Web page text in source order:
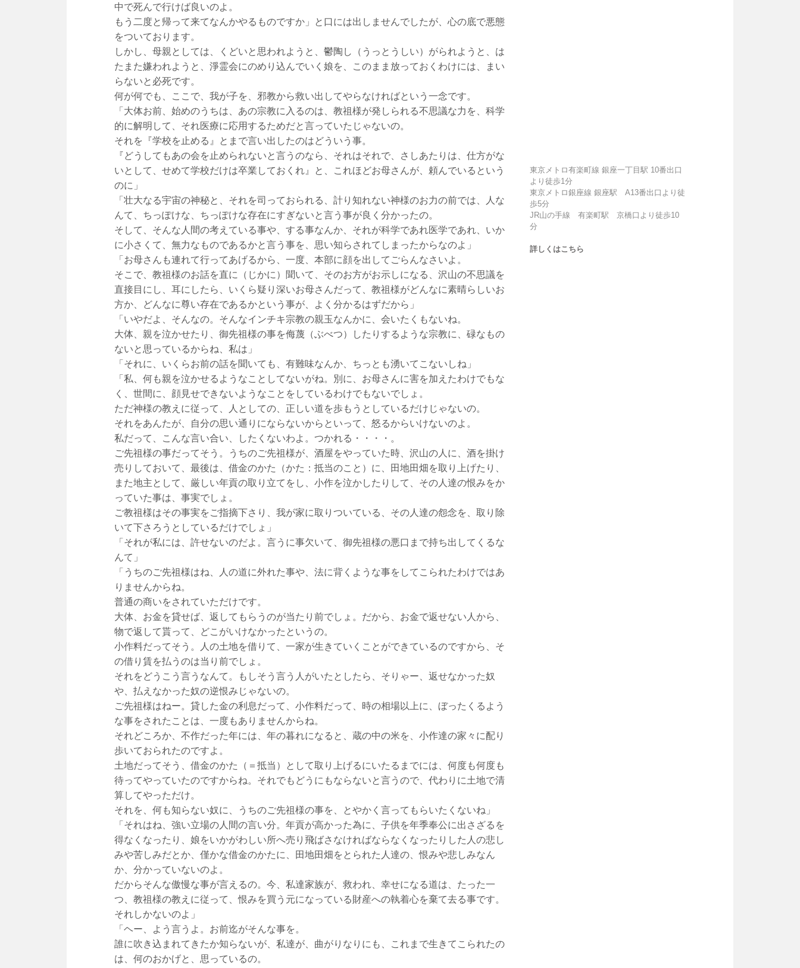
中で死んで行けば良いのよ。
もう二度と帰って来てなんかやるものですか」と口には出しませんでしたが、心の底で悪態
をついております。
しかし、母親としては、くどいと思われようと、鬱陶し（うっとうしい）がられようと、は
たまた嫌われようと、淨霊会にのめり込んでいく娘を、このまま放っておくわけには、まい
らないと必死です。
何が何でも、ここで、我が子を、邪教から救い出してやらなければという一念です。
「大体お前、始めのうちは、あの宗教に入るのは、教祖様が発しられる不思議な力を、科学
的に解明して、それ医療に応用するためだと言っていたじゃないの。
それを『学校を止める』とまで言い出したのはどういう事。
『どうしてもあの会を止められないと言うのなら、それはそれで、さしあたりは、仕方がな
いとして、せめて学校だけは卒業しておくれ』と、これほどお母さんが、頼んでいるという
のに」
「壮大なる宇宙の神秘と、それを司っておられる、計り知れない神様のお力の前では、人な
んて、ちっぽけな、ちっぽけな存在にすぎないと言う事が良く分かったの。
そして、そんな人間の考えている事や、する事なんか、それが科学であれ医学であれ、いか
に小さくて、無力なものであるかと言う事を、思い知らされてしまったからなのよ」
「お母さんも連れて行ってあげるから、一度、本部に顔を出してごらんなさいよ。
そこで、教祖様のお話を直に（じかに）聞いて、そのお方がお示しになる、沢山の不思議を
直接目にし、耳にしたら、いくら疑り深いお母さんだって、教祖様がどんなに素晴らしいお
方か、どんなに尊い存在であるかという事が、よく分かるはずだから」
「いやだよ、そんなの。そんなインチキ宗教の親玉なんかに、会いたくもないね。
大体、親を泣かせたり、御先祖様の事を侮蔑（ぶべつ）したりするような宗教に、碌なもの
ないと思っているからね、私は」
「それに、いくらお前の話を聞いても、有難味なんか、ちっとも湧いてこないしね」
「私、何も親を泣かせるようなことしてないがね。別に、お母さんに害を加えたわけでもな
く、世間に、顔見せできないようなことをしているわけでもないでしょ。
ただ神様の教えに従って、人としての、正しい道を歩もうとしているだけじゃないの。
それをあんたが、自分の思い通りにならないからといって、怒るからいけないのよ。
私だって、こんな言い合い、したくないわよ。つかれる・・・・。
ご先祖様の事だってそう。うちのご先祖様が、酒屋をやっていた時、沢山の人に、酒を掛け
売りしておいて、最後は、借金のかた（かた：抵当のこと）に、田地田畑を取り上げたり、
また地主として、厳しい年貢の取り立てをし、小作を泣かしたりして、その人達の恨みをか
っていた事は、事実でしょ。
ご教祖様はその事実をご指摘下さり、我が家に取りついている、その人達の怨念を、取り除
いて下さろうとしているだけでしょ」
「それが私には、許せないのだよ。言うに事欠いて、御先祖様の悪口まで持ち出してくるな
んて」
「うちのご先祖様はね、人の道に外れた事や、法に背くような事をしてこられたわけではあ
りませんからね。
普通の商いをされていただけです。
大体、お金を貸せば、返してもらうのが当たり前でしょ。だから、お金で返せない人から、
物で返して貰って、どこがいけなかったというの。
小作料だってそう。人の土地を借りて、一家が生きていくことができているのですから、そ
の借り賃を払うのは当り前でしょ。
それをどうこう言うなんて。もしそう言う人がいたとしたら、そりゃー、返せなかった奴
や、払えなかった奴の逆恨みじゃないの。
ご先祖様はねー。貸した金の利息だって、小作料だって、時の相場以上に、ぼったくるよう
な事をされたことは、一度もありませんからね。
それどころか、不作だった年には、年の暮れになると、蔵の中の米を、小作達の家々に配り
歩いておられたのですよ。
土地だってそう、借金のかた（＝抵当）として取り上げるにいたるまでには、何度も何度も
待ってやっていたのですからね。それでもどうにもならないと言うので、代わりに土地で清
算してやっただけ。
それを、何も知らない奴に、うちのご先祖様の事を、とやかく言ってもらいたくないね」
「それはね、強い立場の人間の言い分。年貢が高かった為に、子供を年季奉公に出さざるを
得なくなったり、娘をいかがわしい所へ売り飛ばさなければならなくなったりした人の悲し
みや苦しみだとか、僅かな借金のかたに、田地田畑をとられた人達の、恨みや悲しみなん
か、分かっていないのよ。
だからそんな傲慢な事が言えるの。今、私達家族が、救われ、幸せになる道は、たった一
つ、教祖様の教えに従って、恨みを買う元になっている財産への執着心を棄て去る事です。
それしかないのよ」
「ヘー、よう言うよ。お前迄がそんな事を。
誰に吹き込まれてきたか知らないが、私達が、曲がりなりにも、これまで生きてこられたの
は、何のおかげと、思っているの。
東京メトロ有楽町線 銀座一丁目駅 10番出口
より徒歩1分
東京メトロ銀座線 銀座駅 A13番出口より徒
歩5分
JR山の手線 有楽町駅 京橋口より徒歩10
分
詳しくはこちら